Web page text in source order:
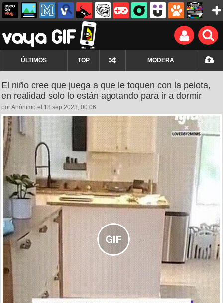
ÚLTIMOS TOP MODERA
El niño cree que juega a que le toquen con la pelota,
en realidad solo lo están agotando para ir a dormir
por Anónimo el 18 sep 2023, 00:06